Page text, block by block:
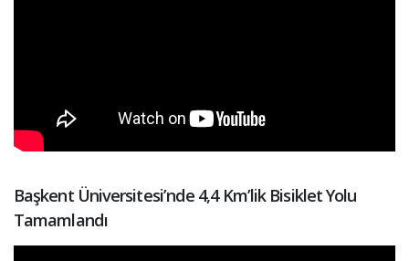
Başkent Üniversitesi’nde 4,4 Km’lik Bisiklet Yolu
Tamamlandı